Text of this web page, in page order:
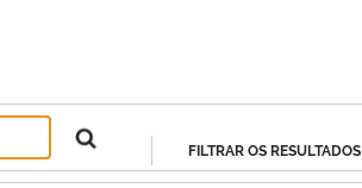
FILTRAR OS RESULTADOS